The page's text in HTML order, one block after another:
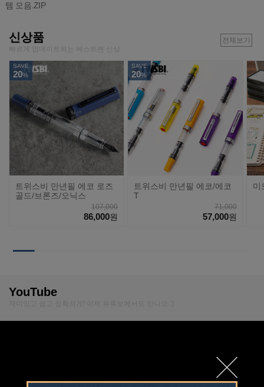
템 모음.ZIP
신상품
빠르게 업데이트되는 베스트펜 신상
전체보기
SAVE
20%
트위스비 만년필 에코 로즈
골드/브론즈/오닉스
107,000
86,000원
SAVE
20%
트위스비 만년필 에코/에코
T
71,000
57,000원
미
YouTube